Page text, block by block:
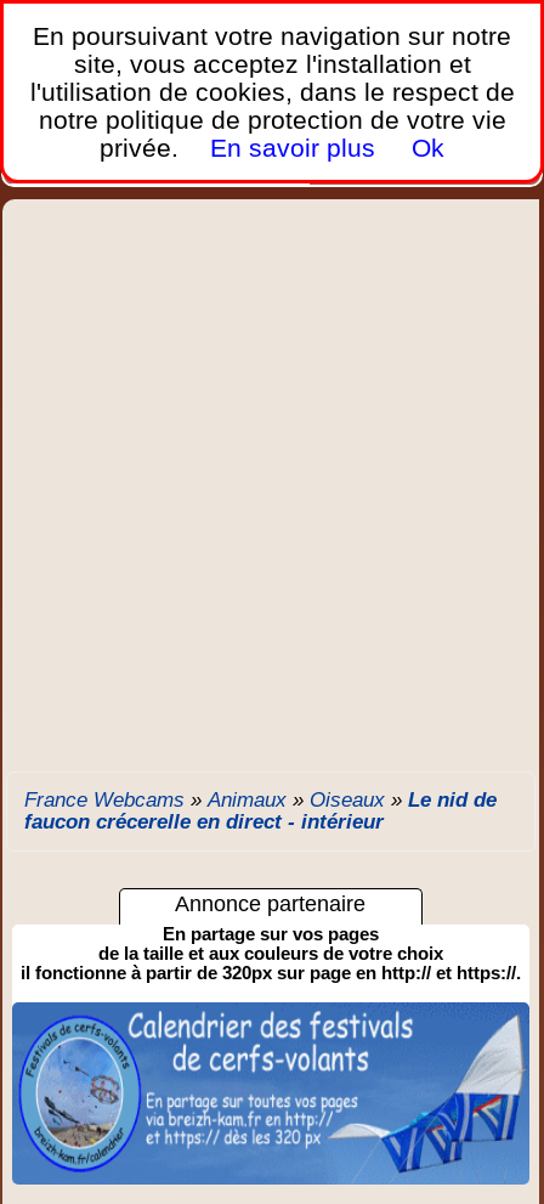
France Webcams,
Les webcams sur mobiles, portables et PC.
Home Bretagne Corse Plages Ports Montagnes
Trafic Chercher New
France Webcams »Animaux » Oiseaux »Le nid de
faucon crécerelle en direct - intérieur
Annonce partenaire
En partage sur vos pages
de la taille et aux couleurs de votre choix
il fonctionne à partir de 320px sur page en http:// et https://.
En poursuivant votre navigation sur notre
site, vous acceptez l'installation et
l'utilisation de cookies, dans le respect de
notre politique de protection de votre vie
privée.
En savoir plus Ok